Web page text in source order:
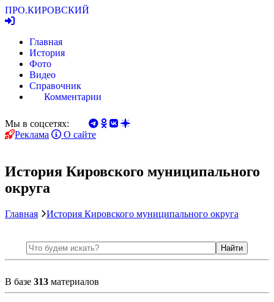
ПРО.КИРОВСКИЙ
Главная
История
Фото
Видео
Справочник
Комментарии
Мы в соцсетях:
Реклама
О сайте
История Кировского муниципального
округа
Главная История Кировского муниципального округа
В базе 313 материалов